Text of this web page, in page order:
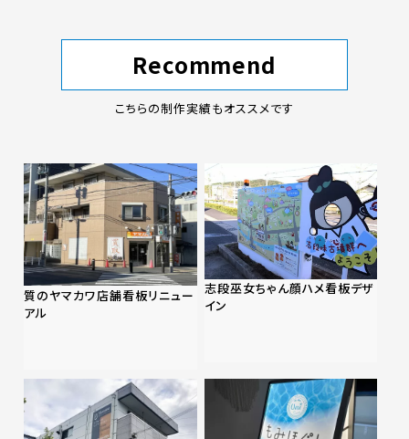
Recommend
こちらの制作実績もオススメです
質のヤマカワ店舗看板リニュー
アル
志段巫女ちゃん顔ハメ看板デザ
イン